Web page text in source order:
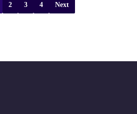
2 3 4 Next